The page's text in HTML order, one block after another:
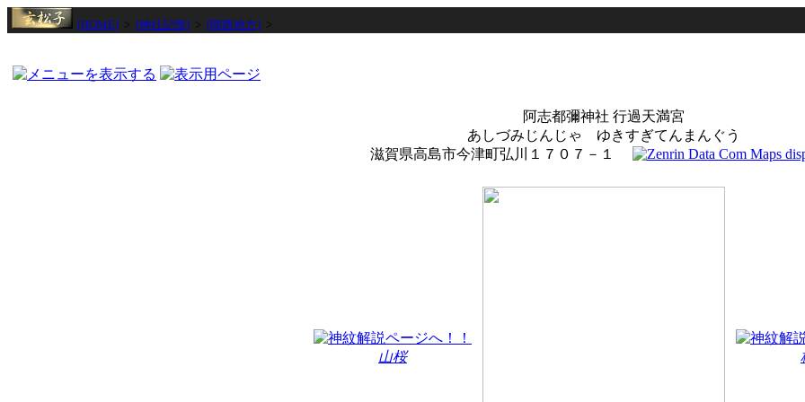
[HOME] [神社記憶] [関西地方]
阿志都彌神社 行過天満宮
あしづみじんじゃ ゆきすぎてんまんぐう
滋賀県高島市今津町弘川１７０７－１
山桜